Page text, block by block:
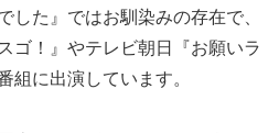
した』ではお馴染みの存在で、
ゴ！』やテレビ朝日『お願いラ
組に出演しています。